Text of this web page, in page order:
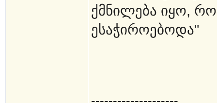
ქმნილება იყო,
ესაჭიროებოდა"